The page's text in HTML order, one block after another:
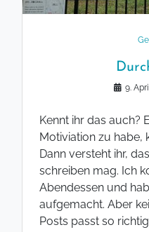
9.
Kennt ihr das auch?
Motiviation zu habe,
Dann versteht ihr,
schreiben mag. Ich
Abendessen und
aufgemacht. Aber
Posts passt so